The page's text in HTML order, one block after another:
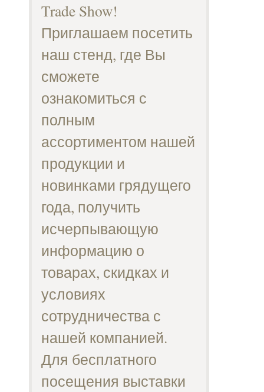
Trade Show!
Приглашаем посетить
наш стенд, где Вы
сможете
ознакомиться с
полным
ассортиментом нашей
продукции и
новинками грядущего
года, получить
исчерпывающую
информацию о
товарах, скидках и
условиях
сотрудничества с
нашей компанией.
Для бесплатного
посещения выставки